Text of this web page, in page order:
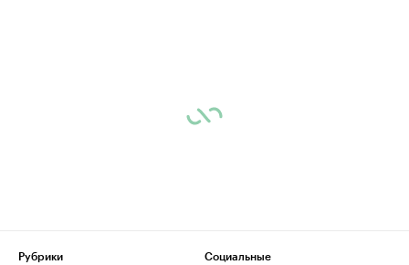
Рубрики
Социальные